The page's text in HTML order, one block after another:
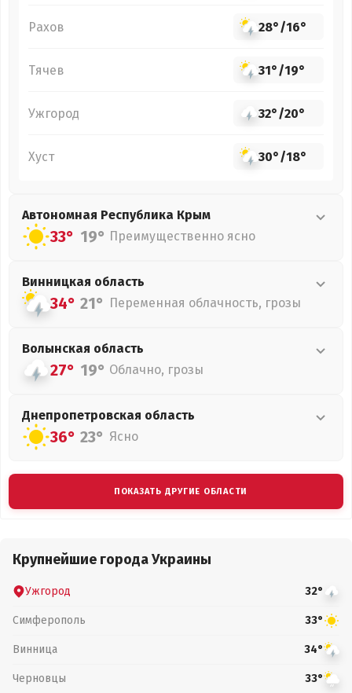
Рахов 28°/16°
Тячев 31°/19°
Ужгород 32°/20°
Хуст 30°/18°
Автономная Республика Крым
33° 19° Преимущественно ясно
Винницкая область
34° 21° Переменная облачность, грозы
Волынская область
27° 19° Облачно, грозы
Днепропетровская область
36° 23° Ясно
ПОКАЗАТЬ ДРУГИЕ ОБЛАСТИ
Крупнейшие города Украины
Ужгород 32°
Симферополь 33°
Винница 34°
Черновцы 33°